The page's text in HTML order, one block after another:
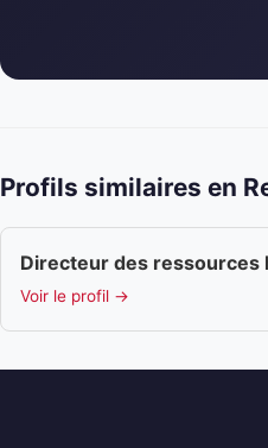
Profils similaires en
Directeur des ressources
Voir le profil →